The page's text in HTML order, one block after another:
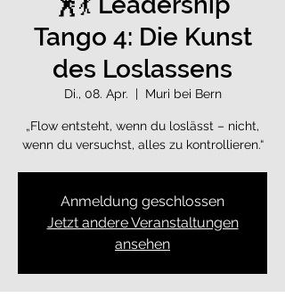
Tango 4: Die Kunst
des Loslassens
Di., 08. Apr.
  |
Muri bei Bern
„Flow entsteht, wenn du loslässt – nicht,
wenn du versuchst, alles zu kontrollieren.“
Anmeldung geschlossen
Jetzt andere Veranstaltungen
ansehen